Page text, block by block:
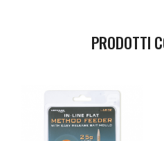
PRODOTTI